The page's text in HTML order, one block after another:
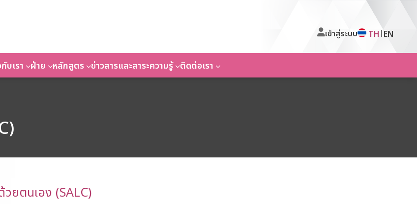
เข้าสู่ระบบ TH | EN
บเรา ฝ่าย หลักสูตร ข่าวสารและสาระความรู้ ติดต่อเรา
วยตนเอง (SALC)